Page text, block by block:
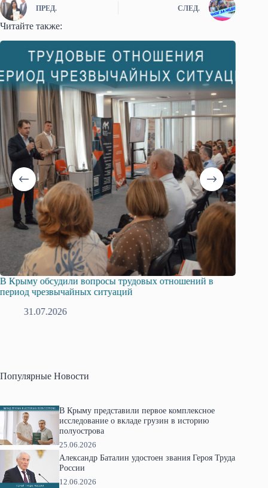
ПРЕД. СЛЕД.
Читайте также:
отношений в
Русская община Крыма и Федерация
профсоюзов Крыма укрепляют
Популярные Новости
В Крыму представили первое комплексное
исследование о вкладе грузин в историю
полуострова
25.06.2026
Александр Баталин удостоен звания Героя Труда
России
12.06.2026